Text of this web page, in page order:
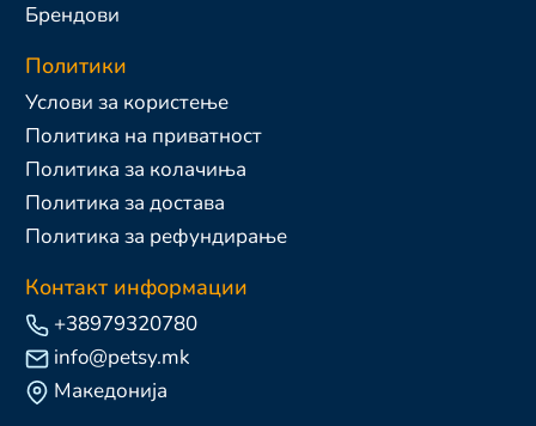
Брендови
Политики
Услови за користење
Политика на приватност
Политика за колачиња
Политика за достава
Политика за рефундирање
Контакт информации
+38979320780
info@petsy.mk
Македонија